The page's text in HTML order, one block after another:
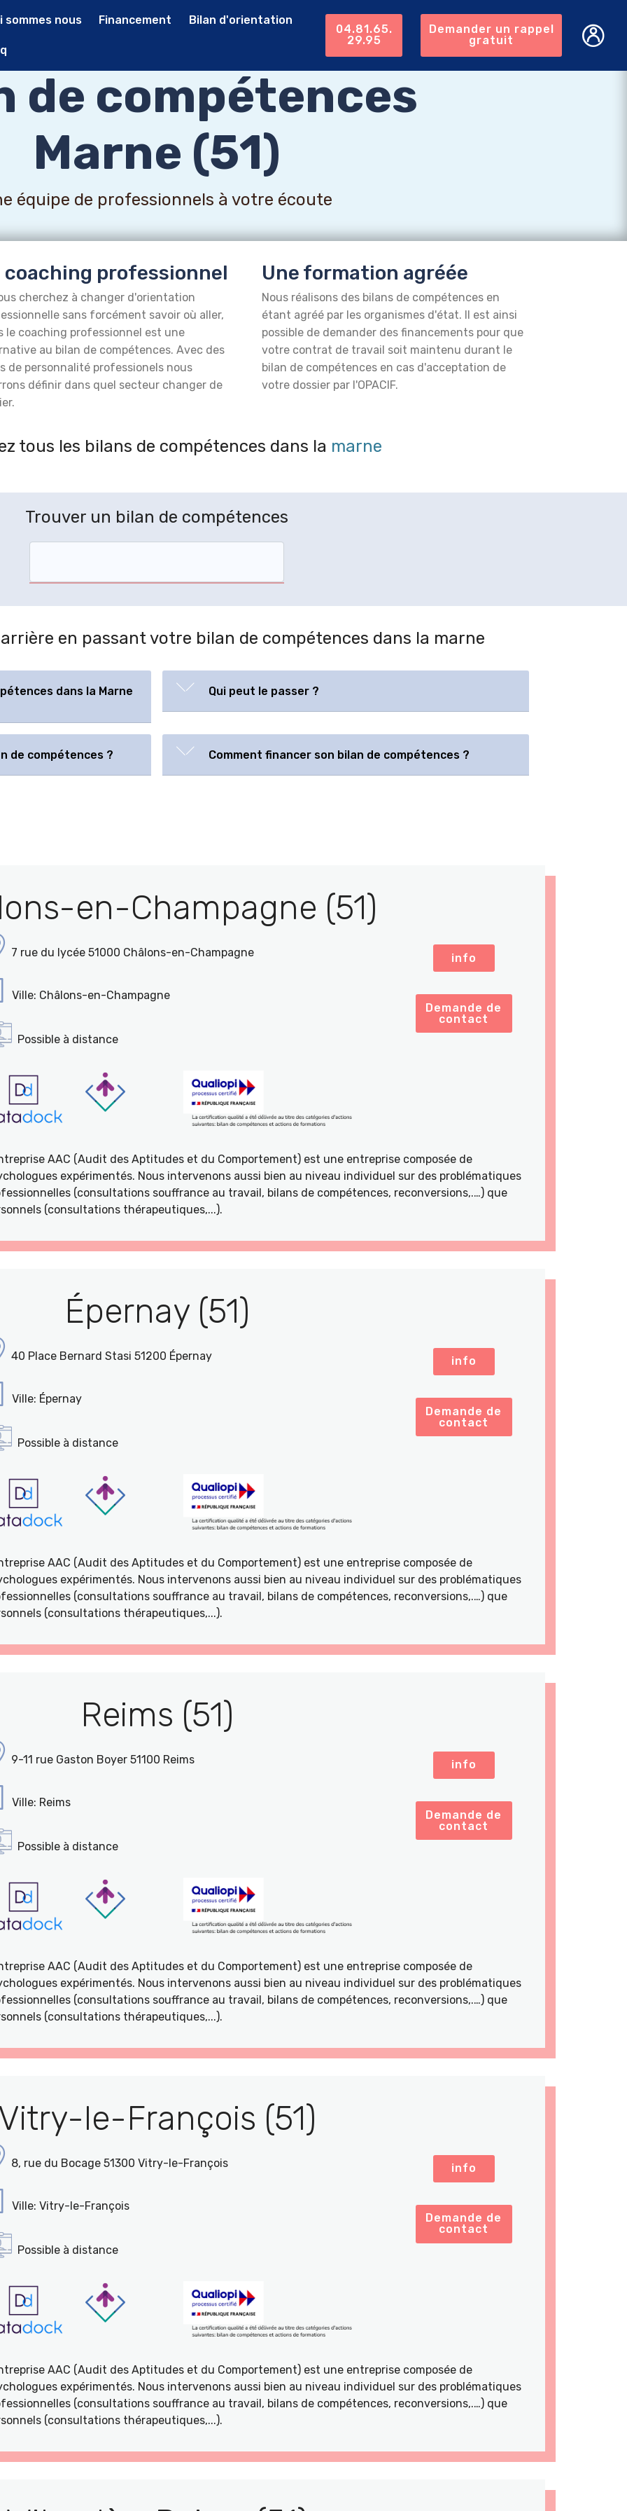
sommes nous Financement Bilan d'orientation
04.81.65.
29.95
Demander un rappel
gratuit
de compétences
Marne (51)
équipe de professionnels à votre écoute
coaching professionnel
cherchez à changer d'orientation
sans forcément savoir où aller,
le coaching professionnel est une
au bilan de compétences. Avec des
de personnalité professionels nous
définir dans quel secteur changer de
Une formation agréée
Nous réalisons des bilans de compétences en
étant agréé par les organismes d'état. Il est ainsi
possible de demander des financements pour que
votre contrat de travail soit maintenu durant le
bilan de compétences en cas d'acceptation de
votre dossier par l'OPACIF.
tous les bilans de compétences dans la marne
Trouver un bilan de compétences
en passant votre bilan de compétences dans la marne
dans la Marne Qui peut le passer ?
de compétences ? Comment financer son bilan de compétences ?
en-Champagne (51)
7 rue du lycée 51000 Châlons-en-Champagne
Ville: Châlons-en-Champagne
Possible à distance
info
Demande de
contact
AAC (Audit des Aptitudes et du Comportement) est une entreprise composée de
expérimentés. Nous intervenons aussi bien au niveau individuel sur des problématiques
(consultations souffrance au travail, bilans de compétences, reconversions,.…) que
(consultations thérapeutiques,...).
Épernay (51)
40 Place Bernard Stasi 51200 Épernay
Ville: Épernay
Possible à distance
info
Demande de
contact
AAC (Audit des Aptitudes et du Comportement) est une entreprise composée de
expérimentés. Nous intervenons aussi bien au niveau individuel sur des problématiques
(consultations souffrance au travail, bilans de compétences, reconversions,.…) que
(consultations thérapeutiques,...).
Reims (51)
9-11 rue Gaston Boyer 51100 Reims
Ville: Reims
Possible à distance
info
Demande de
contact
AAC (Audit des Aptitudes et du Comportement) est une entreprise composée de
expérimentés. Nous intervenons aussi bien au niveau individuel sur des problématiques
(consultations souffrance au travail, bilans de compétences, reconversions,.…) que
(consultations thérapeutiques,...).
le-François (51)
8, rue du Bocage 51300 Vitry-le-François
Ville: Vitry-le-François
Possible à distance
info
Demande de
contact
AAC (Audit des Aptitudes et du Comportement) est une entreprise composée de
expérimentés. Nous intervenons aussi bien au niveau individuel sur des problématiques
(consultations souffrance au travail, bilans de compétences, reconversions,.…) que
(consultations thérapeutiques,...).